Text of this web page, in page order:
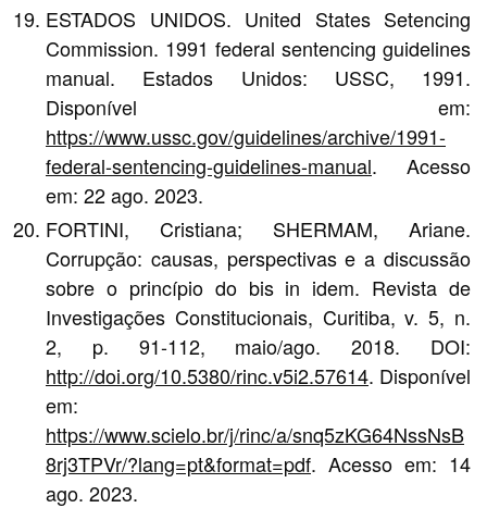
ESTADOS UNIDOS. United States Setencing
Commission. 1991 federal sentencing guidelines
manual. Estados Unidos: USSC, 1991.
Disponível em:
https://www.ussc.gov/guidelines/archive/1991-
federal-sentencing-guidelines-manual. Acesso
em: 22 ago. 2023.
FORTINI, Cristiana; SHERMAM, Ariane.
Corrupção: causas, perspectivas e a discussão
sobre o princípio do bis in idem. Revista de
Investigações Constitucionais, Curitiba, v. 5, n.
2, p. 91-112, maio/ago. 2018. DOI:
http://doi.org/10.5380/rinc.v5i2.57614. Disponível
em:
https://www.scielo.br/j/rinc/a/snq5zKG64NssNsB
8rj3TPVr/?lang=pt&format=pdf. Acesso em: 14
ago. 2023.